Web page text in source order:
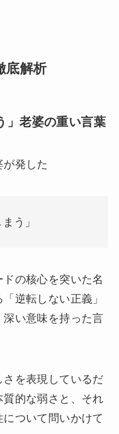
底解析
」老婆の重い言葉
発した
う」
の核心を突いた名
逆転しない正義」
い意味を持った言
を表現しているだ
的な弱さと、それ
ついて問いかけて